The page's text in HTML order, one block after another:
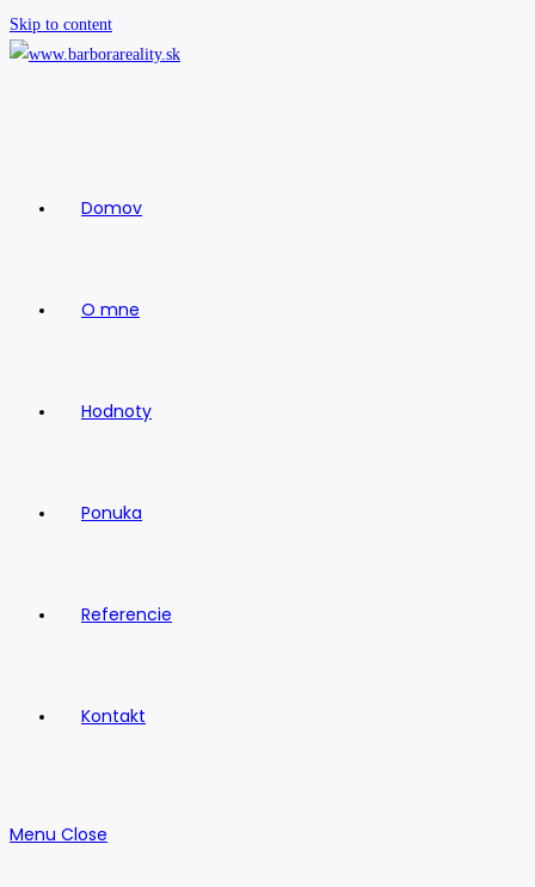
Skip to content
Domov
O mne
Hodnoty
Ponuka
Referencie
Kontakt
Menu Close